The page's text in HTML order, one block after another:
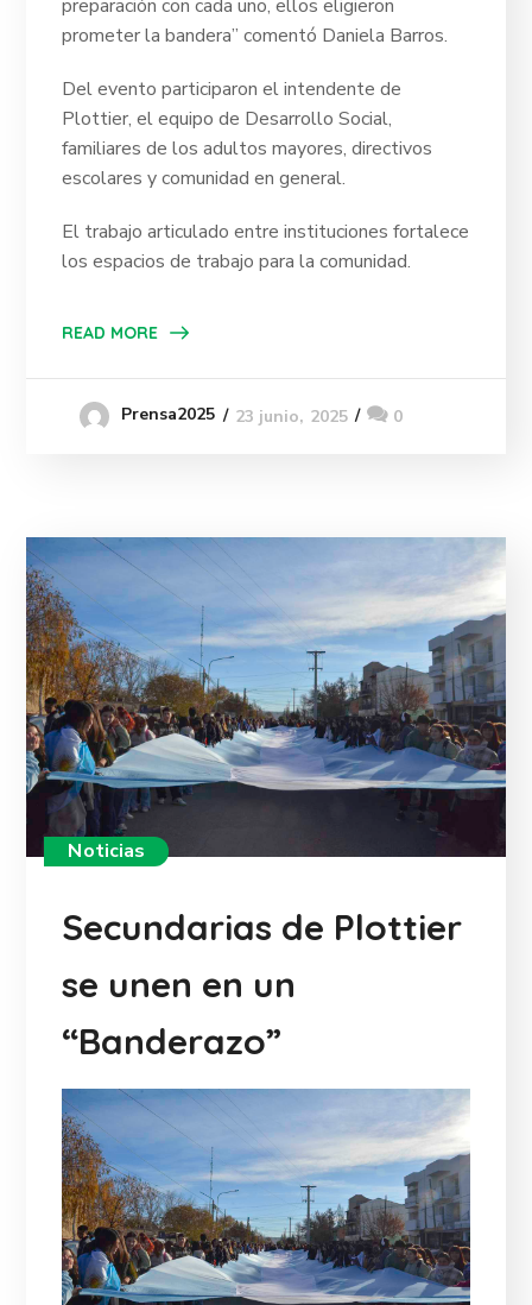
preparación con cada uno, ellos eligieron
prometer la bandera” comentó Daniela Barros.
Del evento participaron el intendente de
Plottier, el equipo de Desarrollo Social,
familiares de los adultos mayores, directivos
escolares y comunidad en general.
El trabajo articulado entre instituciones fortalece
los espacios de trabajo para la comunidad.
READ MORE
Prensa2025 23 junio, 2025 0
Noticias
Secundarias de Plottier
se unen en un
“Banderazo”